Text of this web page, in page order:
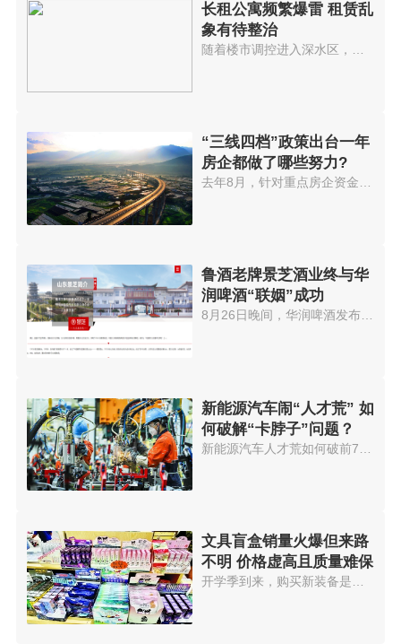
长租公寓频繁爆雷 租赁乱
象有待整治
“三线四档”政策出台一年
房企都做了哪些努力?
去年8月，针对重点房企资金监测...
鲁酒老牌景芝酒业终与华
润啤酒“联姻”成功
8月26日晚间，华润啤酒发布公告...
新能源汽车闹“人才荒” 如
何破解“卡脖子”问题？
文具盲盒销量火爆但来路
不明 价格虚高且质量难保